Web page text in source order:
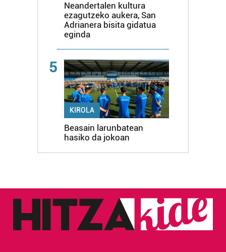
Neandertalen kultura
ezagutzeko aukera, San
Adrianera bisita gidatua
eginda
5
KIROLA
Beasain larunbatean
hasiko da jokoan